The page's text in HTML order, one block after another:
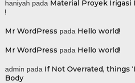
haniyah pada Material Proyek Irigasi
!
Mr WordPress pada Hello world!
Mr WordPress pada Hello world!
admin pada If Not Overrated, things
Body